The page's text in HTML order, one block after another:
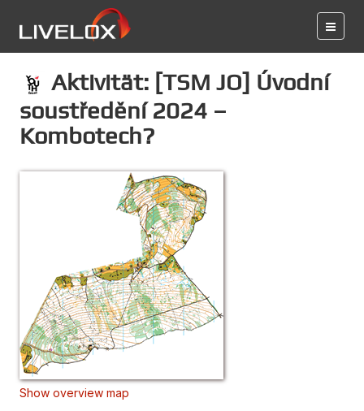
Aktivität: [TSM JO] Úvodní
soustředění 2024 –
Kombotech?
Show overview map